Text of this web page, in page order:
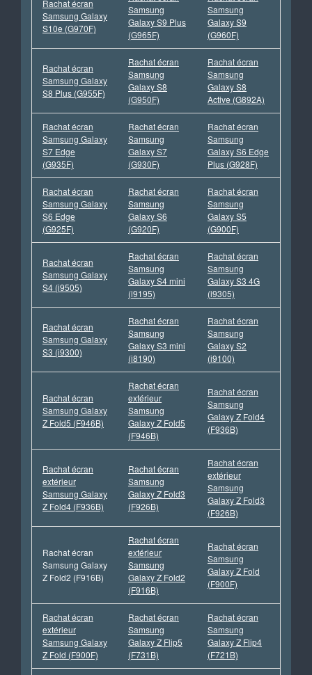
Rachat écran
Samsung Galaxy
S10e (G970F)
Samsung
Galaxy S9 Plus
(G965F)
Samsung
Galaxy S9
(G960F)
Rachat écran
Samsung Galaxy
S8 Plus (G955F)
Rachat écran
Samsung
Galaxy S8
(G950F)
Rachat écran
Samsung
Galaxy S8
Active (G892A)
Rachat écran
Samsung Galaxy
S7 Edge
(G935F)
Rachat écran
Samsung
Galaxy S7
(G930F)
Rachat écran
Samsung
Galaxy S6 Edge
Plus (G928F)
Rachat écran
Samsung Galaxy
S6 Edge
(G925F)
Rachat écran
Samsung
Galaxy S6
(G920F)
Rachat écran
Samsung
Galaxy S5
(G900F)
Rachat écran
Samsung Galaxy
S4 (i9505)
Rachat écran
Samsung
Galaxy S4 mini
(i9195)
Rachat écran
Samsung
Galaxy S3 4G
(i9305)
Rachat écran
Samsung Galaxy
S3 (i9300)
Rachat écran
Samsung
Galaxy S3 mini
(i8190)
Rachat écran
Samsung
Galaxy S2
(i9100)
Rachat écran
Samsung Galaxy
Z Fold5 (F946B)
Rachat écran
extérieur
Samsung
Galaxy Z Fold5
(F946B)
Rachat écran
Samsung
Galaxy Z Fold4
(F936B)
Rachat écran
extérieur
Samsung Galaxy
Z Fold4 (F936B)
Rachat écran
Samsung
Galaxy Z Fold3
(F926B)
Rachat écran
extérieur
Samsung
Galaxy Z Fold3
(F926B)
Rachat écran
Samsung Galaxy
Z Fold2 (F916B)
Rachat écran
extérieur
Samsung
Galaxy Z Fold2
(F916B)
Rachat écran
Samsung
Galaxy Z Fold
(F900F)
Rachat écran
extérieur
Samsung Galaxy
Z Fold (F900F)
Rachat écran
Samsung
Galaxy Z Flip5
(F731B)
Rachat écran
Samsung
Galaxy Z Flip4
(F721B)